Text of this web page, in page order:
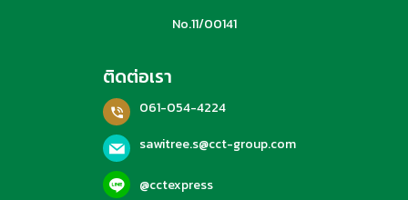
No.11/00141
ติดต่อเรา
061-054-4224
sawitree.s@cct-group.com
@cctexpress